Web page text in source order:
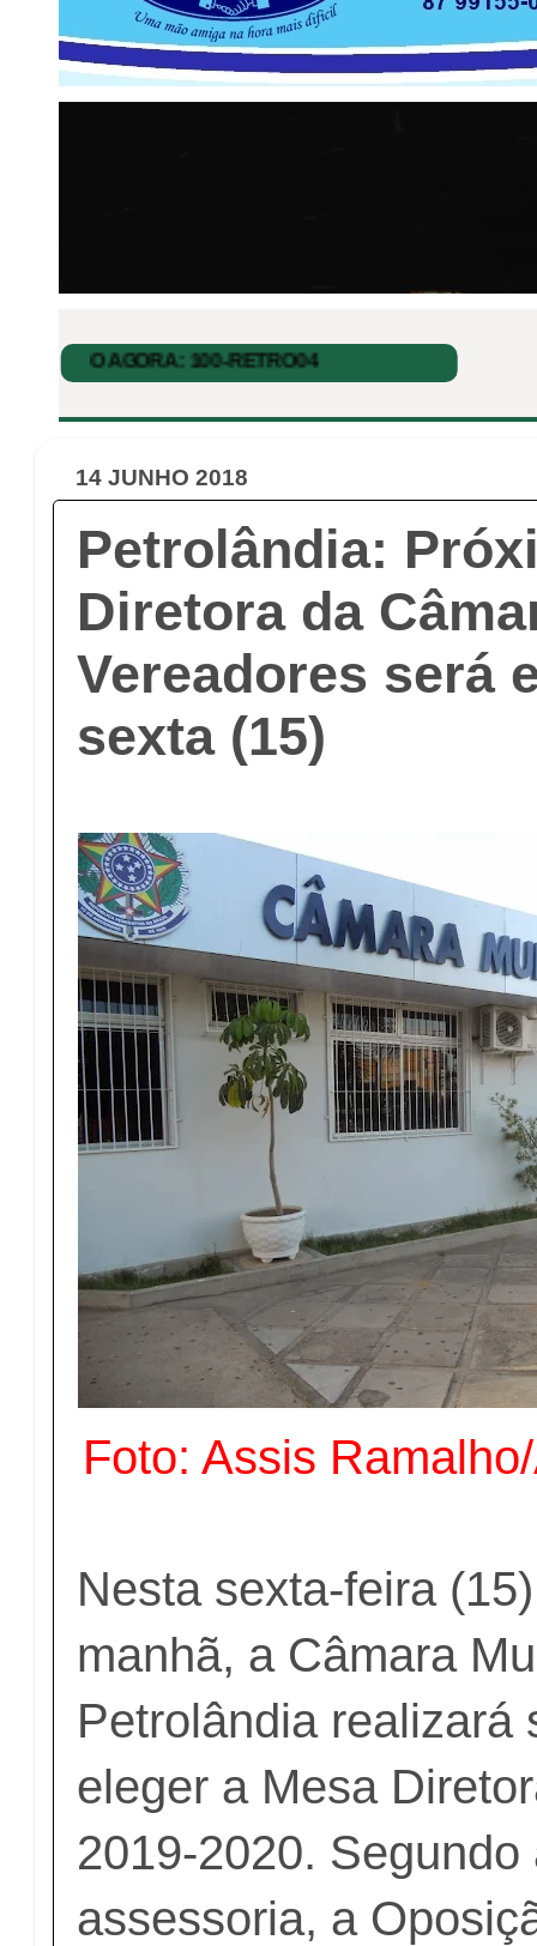
14 JUNHO 2018
Petrolândia:
Diretora da
Vereadores será
sexta (15)
Foto: Assis
Nesta sexta-feira
manhã, a Câmara
Petrolândia realizará
eleger a Mesa
2019-2020.
assessoria, a